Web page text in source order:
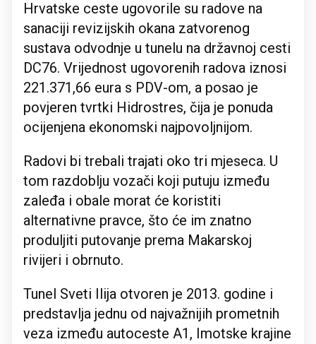
Hrvatske ceste ugovorile su radove na
sanaciji revizijskih okana zatvorenog
sustava odvodnje u tunelu na državnoj cesti
DC76. Vrijednost ugovorenih radova iznosi
221.371,66 eura s PDV-om, a posao je
povjeren tvrtki Hidrostres, čija je ponuda
ocijenjena ekonomski najpovoljnijom.
Radovi bi trebali trajati oko tri mjeseca. U
tom razdoblju vozači koji putuju između
zaleđa i obale morat će koristiti
alternativne pravce, što će im znatno
produljiti putovanje prema Makarskoj
rivijeri i obrnuto.
Tunel Sveti Ilija otvoren je 2013. godine i
predstavlja jednu od najvažnijih prometnih
veza između autoceste A1, Imotske krajine